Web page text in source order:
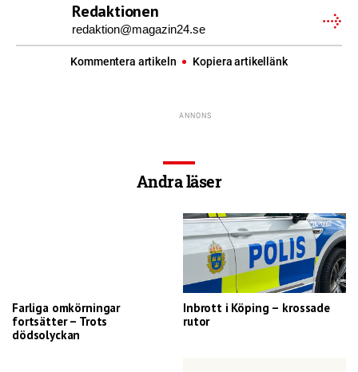
Redaktionen
redaktion@magazin24.se
Kommentera artikeln Kopiera artikellänk
Andra läser
Farliga omkörningar
fortsätter – Trots
dödsolyckan
Inbrott i Köping – krossade
rutor